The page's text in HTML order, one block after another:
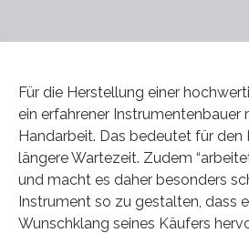
Für die Herstellung einer
ein erfahrener Instrumentenbauer
Handarbeit. Das bedeutet für den
längere Wartezeit. Zudem
und macht es daher besonders
Instrument so zu gestalten, dass
Wunschklang seines Käufers